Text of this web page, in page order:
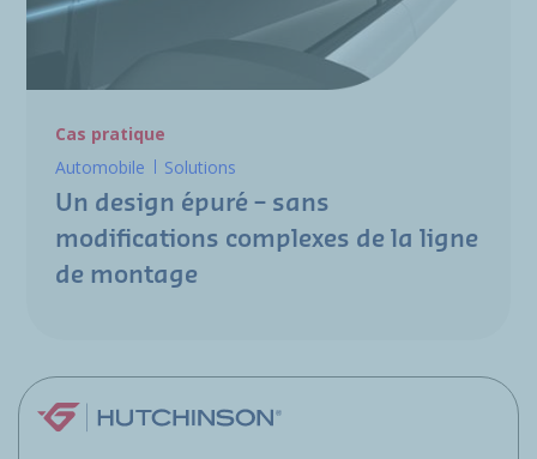
Cas pratique
Automobile
Solutions
Un design épuré – sans
modifications complexes de la ligne
de montage